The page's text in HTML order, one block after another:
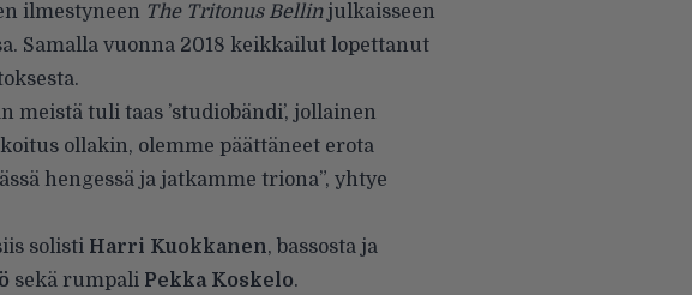
ilmestyneen The Tritonus Bellinjulkaisseen
Samalla vuonna 2018 keikkailut lopettanut
meistä tuli taas ’studiobändi’, jollainen
ollakin, olemme päättäneet erota
hengessä ja jatkamme triona”, yhtye
solisti Harri Kuokkanen, bassosta ja
sekä rumpali Pekka Koskelo.